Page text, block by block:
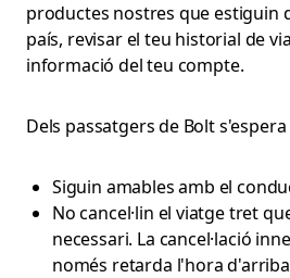
productes nostres que estiguin
país, revisar el teu historial de
informació del teu compte.
Dels passatgers de Bolt
Siguin amables amb el
No cancel·lin el viatge tret
necessari. La cancel·lació
només retarda l'hora